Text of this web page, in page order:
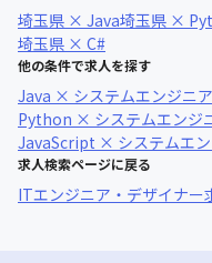
埼玉県 × Java埼玉県 ×
埼玉県 × C#
他の条件で求人を探す
Java × システムエンジニア
Python × システムエンジ
JavaScript × システムエ
求人検索ページに戻る
ITエンジニア・デザイナー